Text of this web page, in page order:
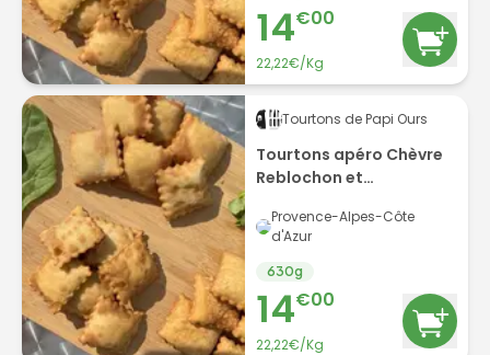
14€00
22,22€/Kg
Tourtons de Papi Ours
Tourtons apéro Chèvre
Reblochon et
Provence-Alpes-Côte
d'Azur
630g
14€00
22,22€/Kg